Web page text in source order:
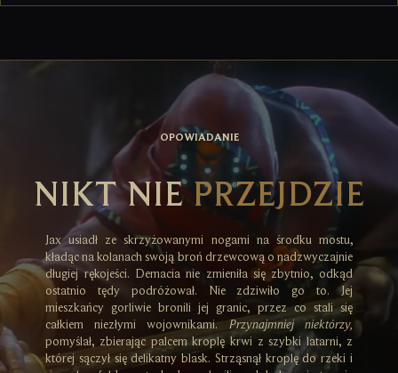
OPOWIADANIE
NIKT NIE PRZEJDZIE
Jax usiadł ze skrzyżowanymi nogami na środku mostu,
kładąc na kolanach swoją broń drzewcową o nadzwyczajnie
długiej rękojeści. Demacia nie zmieniła się zbytnio, odkąd
ostatnio tędy podróżował. Nie zdziwiło go to. Jej
mieszkańcy gorliwie bronili jej granic, przez co stali się
całkiem niezłymi wojownikami.Przynajmniej niektórzy,
pomyślał, zbierając palcem kroplę krwi z szybki latarni, z
której sączył się delikatny blask. Strząsnął kroplę do rzeki i